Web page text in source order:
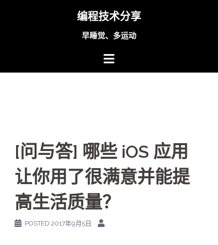
编程技术分享
早睡觉、多运动
[问与答] 哪些 iOS 应用
让你用了很满意并能提
高生活质量？
POSTED 2017年9月5日